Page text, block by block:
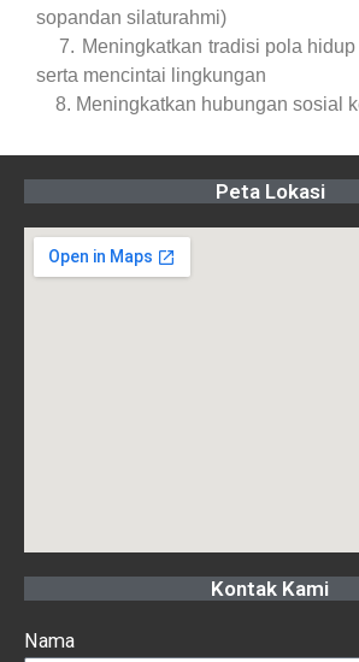
sopandan silaturahmi)
7. Meningkatkan tradisi pola
serta mencintai lingkungan
8. Meningkatkan hubungan sosial
Peta Lokasi
Kontak Kami
Nama